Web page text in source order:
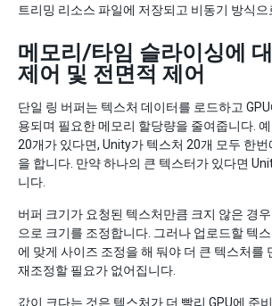
트리밍 리소스 파일에 저장되고 비동기 방식으
메모리/타임 슬라이싱에
제어 및 전면적 제어
단일 링 버퍼는 텍스처 데이터를 로드하고
용되며 필요한 메모리 할당량을 줄여줍니다.
20개가 있다면, Unity가 텍스처 20개 모두 한번
을 합니다. 만약 하나의 큰 텍스터가 있다면
니다.
버퍼 크기가 요청된 텍스처만큼 크지 않은 경
으로 크기를 조정합니다. 그러나 업로드할 텍
에 맞게 사이즈 조정을 해 둬야 더 큰 텍스처를
재조정할 필요가 없어집니다.
값이 크다는 것은 텍스처가 더 빨리 GPU에 준